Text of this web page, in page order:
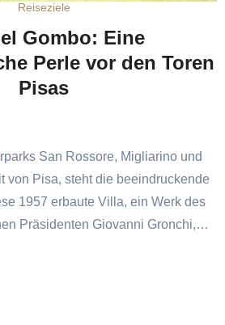
Reiseziele
Gombo: Eine
Perle vor den Toren
Pisas
San Rossore, Migliarino und
von Pisa, steht die beeindruckende
1957 erbaute Villa, ein Werk des
Präsidenten Giovanni Gronchi,…